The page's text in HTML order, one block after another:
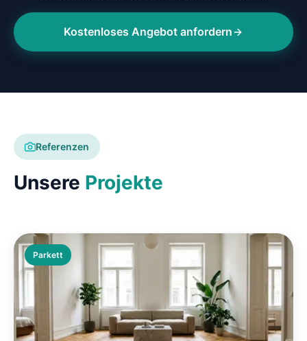
Kostenloses Angebot anfordern
Referenzen
Unsere Projekte
Parkett